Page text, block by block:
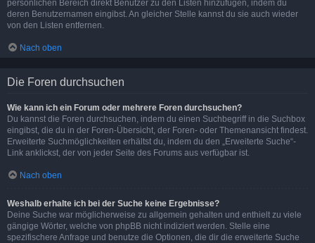
persönlichen Bereich direkt Benutzer zu den Listen hinzufügen, indem du
deren Benutzernamen eingibst. An gleicher Stelle kannst du sie auch wieder
von den Listen entfernen.
Nach oben
Die Foren durchsuchen
Wie kann ich ein Forum oder mehrere Foren durchsuchen?
Du kannst die Foren durchsuchen, indem du einen Suchbegriff in die Suchbox
eingibst, die du in der Foren-Übersicht, der Foren- oder Themenansicht findest.
Erweiterte Suchmöglichkeiten erhältst du, indem du den „Erweiterte Suche“-
Link anklickst, der von jeder Seite des Forums aus verfügbar ist.
Nach oben
Weshalb erhalte ich bei der Suche keine Ergebnisse?
Deine Suche war möglicherweise zu allgemein gehalten und enthielt zu viele
gängige Wörter, welche von phpBB nicht indiziert werden. Stelle eine
spezifischere Anfrage und benutze die Optionen, die dir die erweiterte Suche